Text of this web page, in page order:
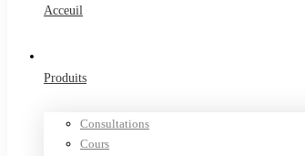
Acceuil
Produits
Consultations
Cours